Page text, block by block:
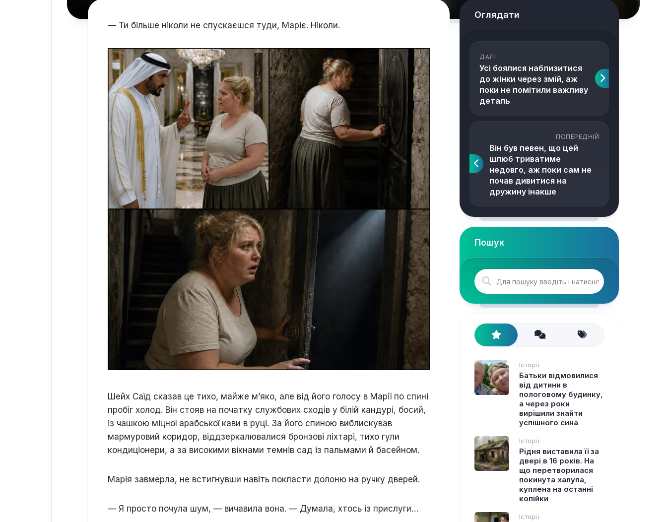
— Ти більше ніколи не спускаєшся туди, Маріє. Ніколи.
Шейх Саїд сказав це тихо, майже м’яко, але від його голосу в Марії по спині
пробіг холод. Він стояв на початку службових сходів у білій кандурі, босий,
із чашкою міцної арабської кави в руці. За його спиною виблискував
мармуровий коридор, віддзеркалювалися бронзові ліхтарі, тихо гули
кондиціонери, а за високими вікнами темнів сад із пальмами й басейном.
Марія завмерла, не встигнувши навіть покласти долоню на ручку дверей.
— Я просто почула шум, — вичавила вона. — Думала, хтось із прислуги…
Оглядати
ДАЛІ
Усі боялися наблизитися
до жінки через змій, аж
поки не помітили важливу
деталь
ПОПЕРЕДНІЙ
Він був певен, що цей
шлюб триватиме
недовго, аж поки сам не
почав дивитися на
дружину інакше
Пошук
Історії
Батьки відмовилися
від дитини в
пологовому будинку,
а через роки
вирішили знайти
успішного сина
Історії
Рідня виставила її за
двері в 16 років. На
що перетворилася
покинута халупа,
куплена на останні
копійки
Історії